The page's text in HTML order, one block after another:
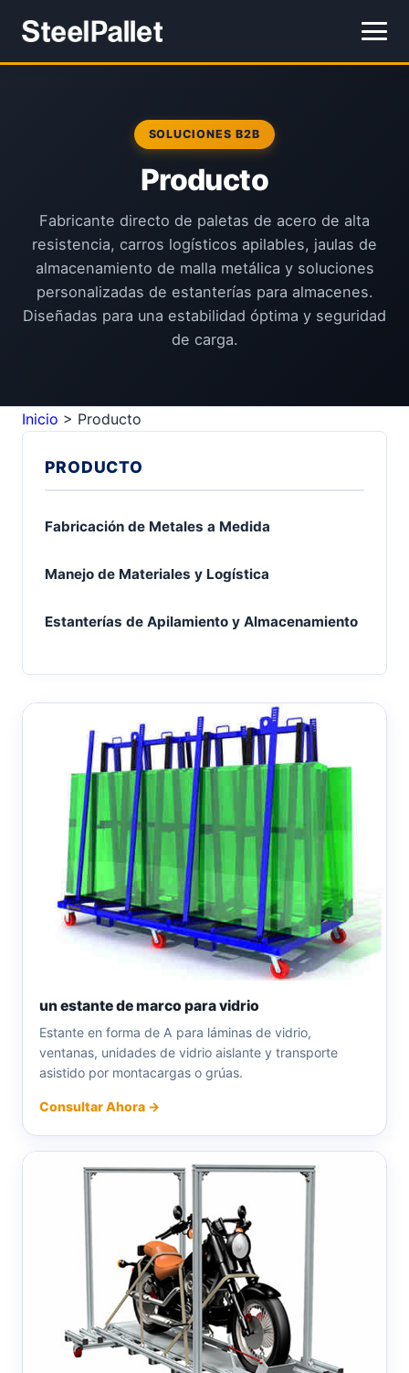
SOLUCIONES B2B
Producto
Fabricante directo de paletas de acero de alta
resistencia, carros logísticos apilables, jaulas de
almacenamiento de malla metálica y soluciones
personalizadas de estanterías para almacenes.
Diseñadas para una estabilidad óptima y seguridad
de carga.
Inicio > Producto
PRODUCTO
Fabricación de Metales a Medida
Manejo de Materiales y Logística
Estanterías de Apilamiento y Almacenamiento
un estante de marco para vidrio
Estante en forma de A para láminas de vidrio,
ventanas, unidades de vidrio aislante y transporte
asistido por montacargas o grúas.
Consultar Ahora →